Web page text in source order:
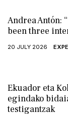
Andrea Antón:
been three
20 JULY 2026
Ekuador eta
egindako
testigantzak